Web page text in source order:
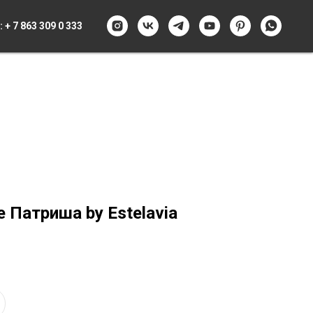
+ 7 863 309 0 333
Патриша by Estelavia